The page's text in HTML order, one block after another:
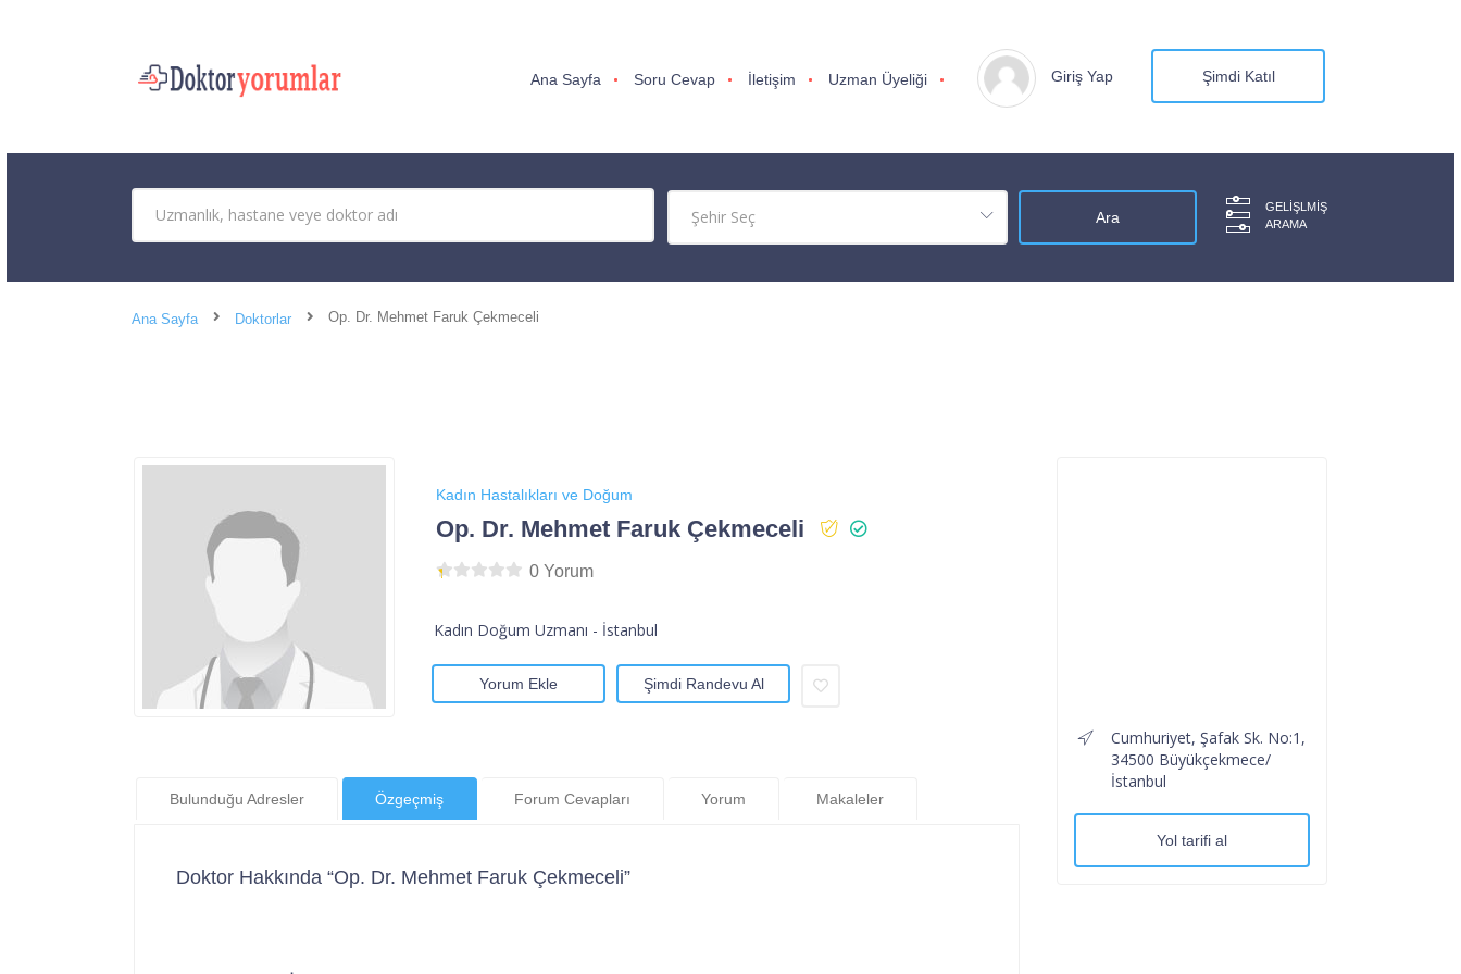
Ana Sayfa Soru Cevap İletişim Uzman Üyeliği Giriş Yap Şimdi Katıl
GELIŞLMIŞ
ARAMA
Ana Sayfa Doktorlar Op. Dr. Mehmet Faruk Çekmeceli
Kadın Hastalıkları ve Doğum
Op. Dr. Mehmet Faruk Çekmeceli
0 Yorum
Kadın Doğum Uzmanı - İstanbul
Yorum Ekle Şimdi Randevu Al
Bulunduğu Adresler Özgeçmiş Forum Cevapları Yorum Makaleler
Doktor Hakkında “Op. Dr. Mehmet Faruk Çekmeceli”
Cumhuriyet, Şafak Sk. No:1,
34500 Büyükçekmece/
İstanbul
Yol tarifi al